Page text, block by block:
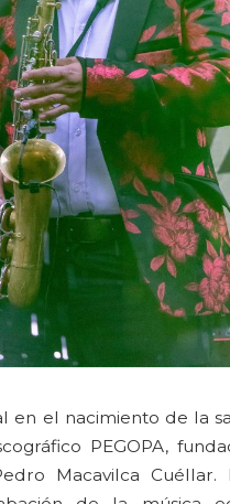
en el nacimiento de la
PEGOPA,
Macavilca Cuéllar.